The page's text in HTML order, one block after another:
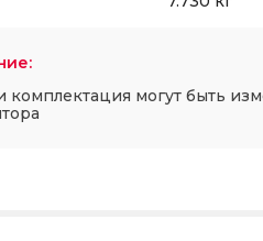
комплектация могут быть